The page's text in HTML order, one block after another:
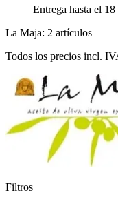
Entrega hasta el 18
La Maja: 2 artículos
Todos los precios incl.
Filtros